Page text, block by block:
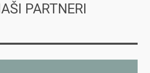
PARTNERI